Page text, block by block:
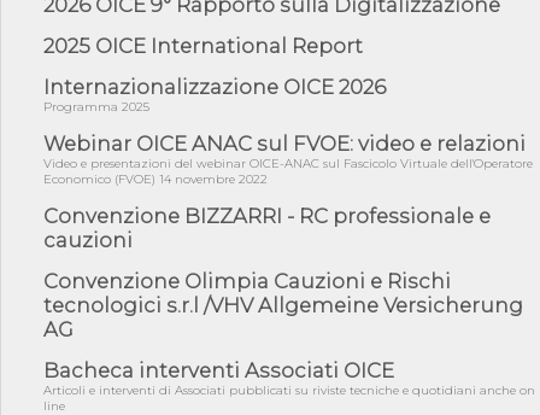
2 s...
05/08/26 - SAVE THE DATE: Assemblea Pubblica Confindustria
Professioni ...
05/08/26 - Successo OICE per il bando della Città metropolitana
di Reg...
05/08/26 - Lettera OICE per il bando della Giunta Regionale della
04/08/26 - DL PA: previste cancellazioni da elenchi professionisti
04/08/26 - International Sustainable Buildings Competition -
COP31, An...
impugnar...
04/08/26 - Rapporto Anac corruzione 2020-2026: procedimenti
2025 OICE International Report
Internazionalizzazione OICE 2026
Programma 2025
Webinar OICE ANAC sul FVOE: video e relazioni
Video e presentazioni del webinar OICE-ANAC sul Fascicolo Virtuale dell'Operatore
Economico (FVOE) 14 novembre 2022
Convenzione BIZZARRI - RC professionale e
cauzioni
Convenzione Olimpia Cauzioni e Rischi
tecnologici s.r.l /VHV Allgemeine Versicherung
AG
Bacheca interventi Associati OICE
Articoli e interventi di Associati pubblicati su riviste tecniche e quotidiani anche on
line